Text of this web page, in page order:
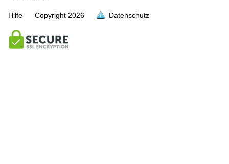
Hilfe Copyright 2026 Datenschutz